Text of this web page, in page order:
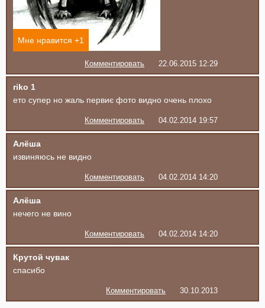
Мне нравится +1
Комментировать 22.06.2015 12:29
riko 1
ето супер но жаль первиє фото видно очень плохо
Комментировать 04.02.2014 19:57
Алёша
извиняюсь не видно
Комментировать 04.02.2014 14:20
Алёша
нечего не вино
Комментировать 04.02.2014 14:20
Крутой чувак
спасибо
Комментировать 30.10.2013